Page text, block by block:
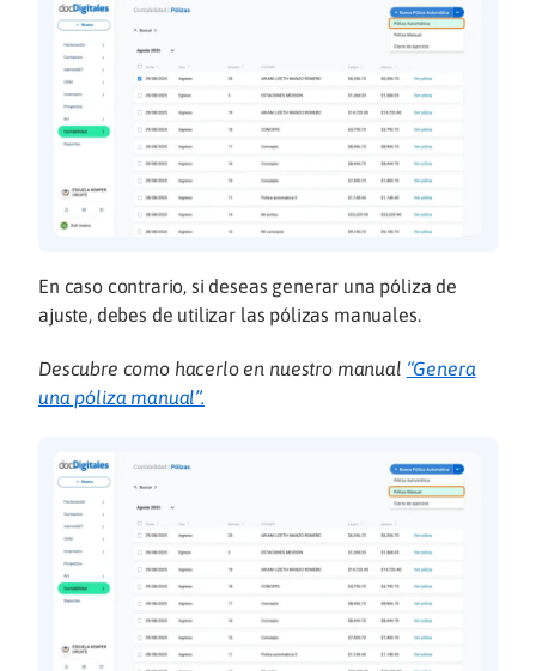
En caso contrario, si deseas generar una póliza de
ajuste, debes de utilizar las pólizas manuales.
Descubre como hacerlo en nuestro manual “Genera
una póliza manual”.